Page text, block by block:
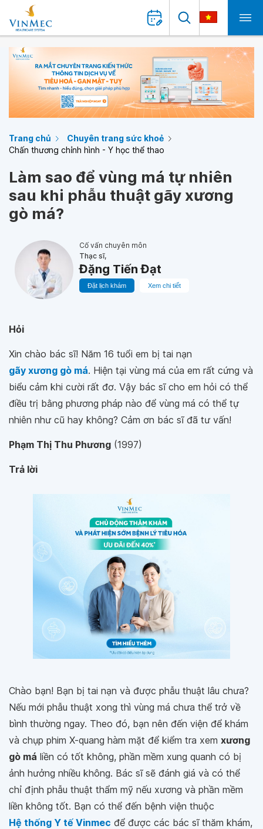
Trang chủ
Chuyên trang sức khoẻ
Chấn thương chỉnh hình - Y học thể thao
Làm sao để vùng má tự nhiên
sau khi phẫu thuật gãy xương
gò má?
Cố vấn chuyên môn
Thạc sĩ,
Đặng Tiến Đạt
Đặt lịch khám Xem chi tiết
Hỏi
Xin chào bác sĩ! Năm 16 tuổi em bị tai nạn
gãy xương gò má. Hiện tại vùng má của em rất cứng và
biểu cảm khi cười rất đơ. Vậy bác sĩ cho em hỏi có thể
điều trị bằng phương pháp nào để vùng má có thể tự
nhiên như cũ hay không? Cảm ơn bác sĩ đã tư vấn!
Phạm Thị Thu Phương (1997)
Trả lời
Chào bạn! Bạn bị tai nạn và được phẫu thuật lâu chưa?
Nếu mới phẫu thuật xong thì vùng má chưa thể trở về
bình thường ngay. Theo đó, bạn nên đến viện để khám
và chụp phim X-quang hàm mặt để kiểm tra xem xương
gò má liền có tốt không, phần mềm xung quanh có bị
ảnh hưởng nhiều không. Bác sĩ sẽ đánh giá và có thể
chỉ định phẫu thuật thẩm mỹ nếu xương và phần mềm
liền không tốt. Bạn có thể đến bệnh viện thuộc
Hệ thống Y tế Vinmec để được các bác sĩ thăm khám,